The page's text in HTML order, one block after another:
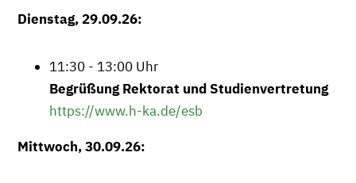
Dienstag, 29.09.26:
11:30 - 13:00 Uhr
Begrüßung Rektorat und Studienvertretung
https://www.h-ka.de/esb
Mittwoch, 30.09.26: